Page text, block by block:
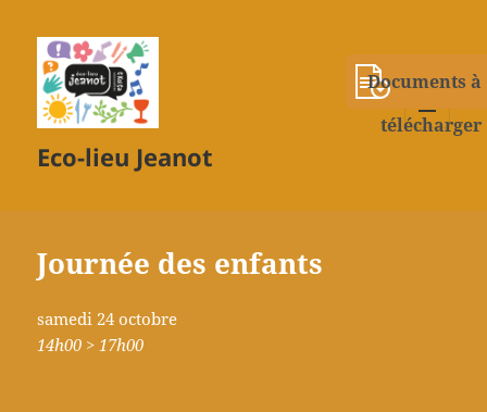
Eco-lieu Jeanot
MENU
Journée des enfants
samedi 24 octobre
14h00 > 17h00
Documents à
télécharger